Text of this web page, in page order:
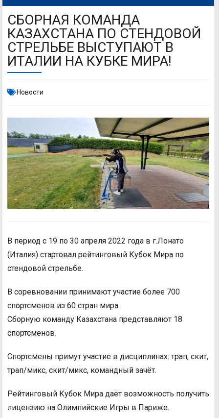
СБОРНАЯ КОМАНДА
КАЗАХСТАНА ПО СТЕНДОВОЙ
СТРЕЛЬБЕ ВЫСТУПАЮТ В
ИТАЛИИ НА КУБКЕ МИРА!
Новости
В период с 19 по 30 апреля 2022 года в г.Лонато
(Италия) стартовал рейтинговый Кубок Мира по
стендовой стрельбе.
В соревновании принимают участие более 700
спортсменов из 60 стран мира.
Сборную команду Казахстана представляют 18
спортсменов.
Спортсмены примут участие в дисциплинах: трап, скит,
трап/микс, скит/микс, командный зачёт.
Рейтинговый Кубок Мира даёт возможность получить
лицензию на Олимпийские Игры в Париже.